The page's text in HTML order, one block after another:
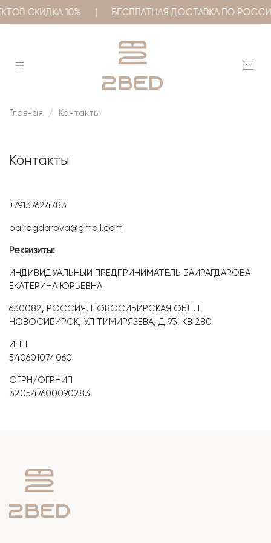
СКИДКА 10% | БЕСПЛАТНАЯ ДОСТАВКА ПО
Главная Контакты
Контакты
+79137624783‬
bairagdarova@gmail.com
Реквизиты:
ИНДИВИДУАЛЬНЫЙ ПРЕДПРИНИМАТЕЛЬ БАЙРАГДАРОВА
ЕКАТЕРИНА ЮРЬЕВНА
630082, РОССИЯ, НОВОСИБИРСКАЯ ОБЛ, Г
НОВОСИБИРСК, УЛ ТИМИРЯЗЕВА, Д 93, КВ 280
ИНН
540601074060
ОГРН/ОГРНИП
320547600090283